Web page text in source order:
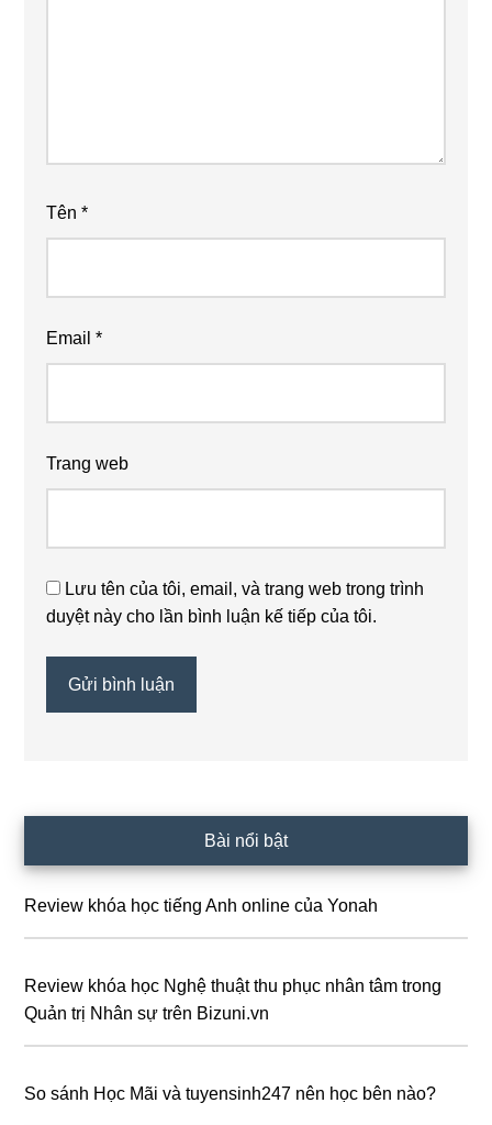
Tên*
Email*
Trang web
Lưu tên của tôi, email, và trang web trong trình
duyệt này cho lần bình luận kế tiếp của tôi.
chính
Bài nổi bật
Review khóa học tiếng Anh online của Yonah
Review khóa học Nghệ thuật thu phục nhân tâm trong
Quản trị Nhân sự trên Bizuni.vn
So sánh Học Mãi và tuyensinh247 nên học bên nào?